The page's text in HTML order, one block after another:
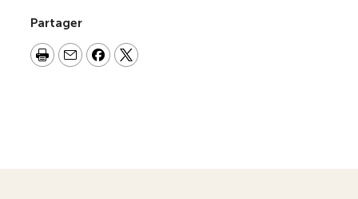
Partager